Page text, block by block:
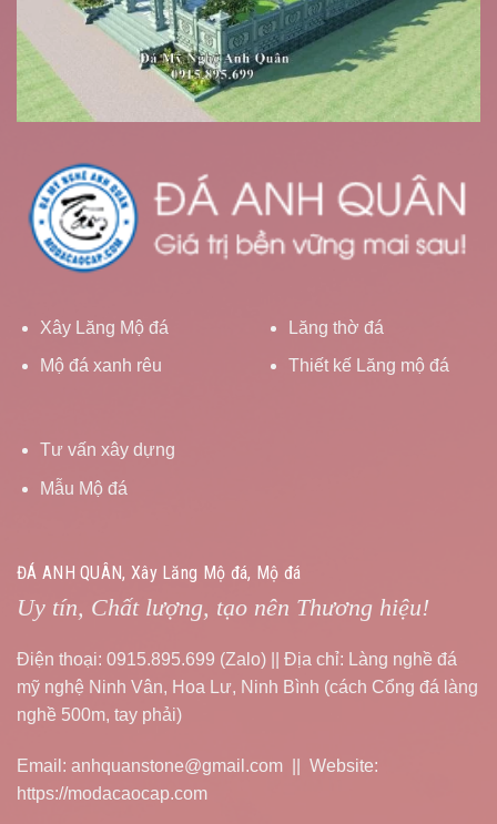
Xây Lăng Mộ đá
Mộ đá xanh rêu
Lăng thờ đá
Thiết kế Lăng mộ đá
Tư vấn xây dựng
Mẫu Mộ đá
ĐÁ ANH QUÂN, Xây Lăng Mộ đá, Mộ đá
Uy tín, Chất lượng, tạo nên Thương hiệu!
Điện thoại: 0915.895.699 (Zalo) || Địa chỉ: Làng nghề đá
mỹ nghệ Ninh Vân, Hoa Lư, Ninh Bình (cách Cổng đá làng
nghề 500m, tay phải)
Email: anhquanstone@gmail.com || Website:
https://modacaocap.com